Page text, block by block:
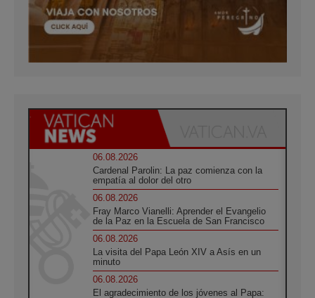
06.08.2026
Cardenal Parolin: La paz comienza con la
empatía al dolor del otro
06.08.2026
Fray Marco Vianelli: Aprender el Evangelio
de la Paz en la Escuela de San Francisco
06.08.2026
La visita del Papa León XIV a Asís en un
minuto
06.08.2026
El agradecimiento de los jóvenes al Papa: